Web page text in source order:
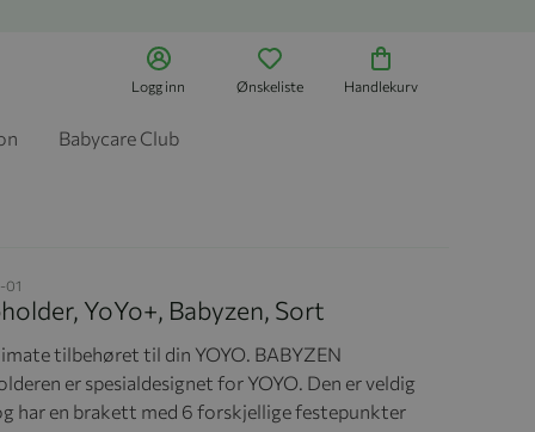
Logg inn Ønskeliste Handlekurv
Babycare Club
01
YoYo+, Babyzen, Sort
tilbehøret til din YOYO. BABYZEN
er spesialdesignet for YOYO. Den er veldig
har en brakett med 6 forskjellige festepunkter